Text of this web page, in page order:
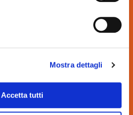
Mostra dettagli
Accetta tutti